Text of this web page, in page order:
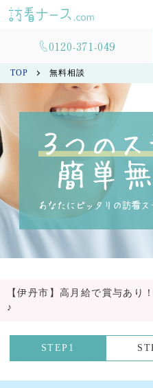
0120-371-049
TOP 無料相談
【伊丹市】高月給で賞与あり
♪
STEP1